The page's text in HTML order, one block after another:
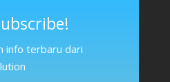
info terbaru dari